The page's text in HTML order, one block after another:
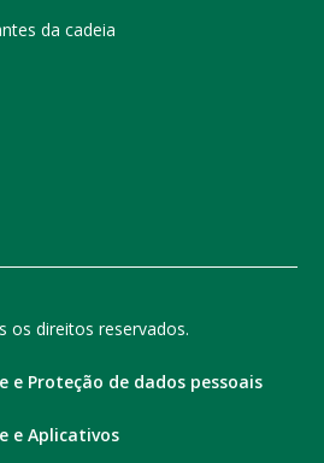
da cadeia
os direitos reservados.
e Proteção de dados pessoais
e Aplicativos